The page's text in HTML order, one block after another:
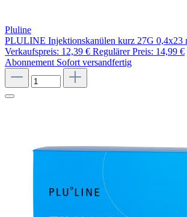
Pluline
PLULINE Injektionskanülen kurz 27G 0,4x23
Verkaufspreis: 12,39 € Regulärer Preis: 14,99 €
Abonnement Sofort versandfertig